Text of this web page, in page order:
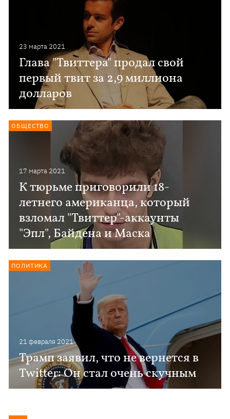
23 марта 2021
Глава "Твиттера" продал свой
первый твит за 2,9 миллиона
долларов
17 марта 2021
К тюрьме приговорили 18-
летнего американца, который
взломал "Твиттер"-аккаунты
"Эпл", Байдена и Маска
ОБЩЕСТВО
21 февраля 2021
Трамп заявил, что не вернется в
Twitter: Он стал очень скучным
ПОЛИТИКА